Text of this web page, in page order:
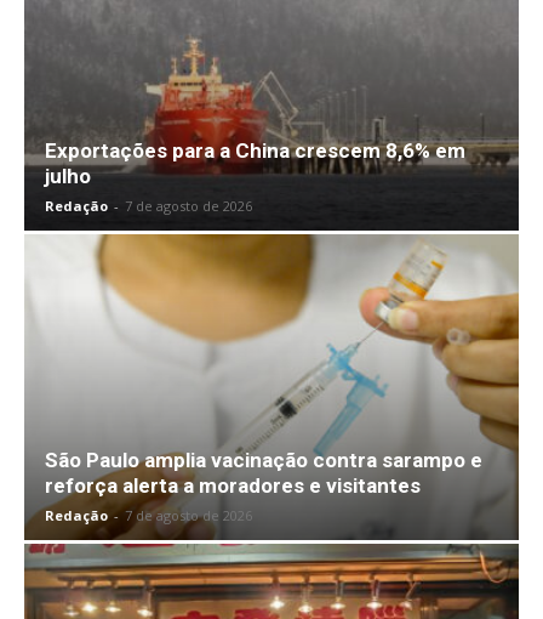
Exportações para a China crescem 8,6% em
julho
Redação - 7 de agosto de 2026
São Paulo amplia vacinação contra sarampo e
reforça alerta a moradores e visitantes
Redação - 7 de agosto de 2026